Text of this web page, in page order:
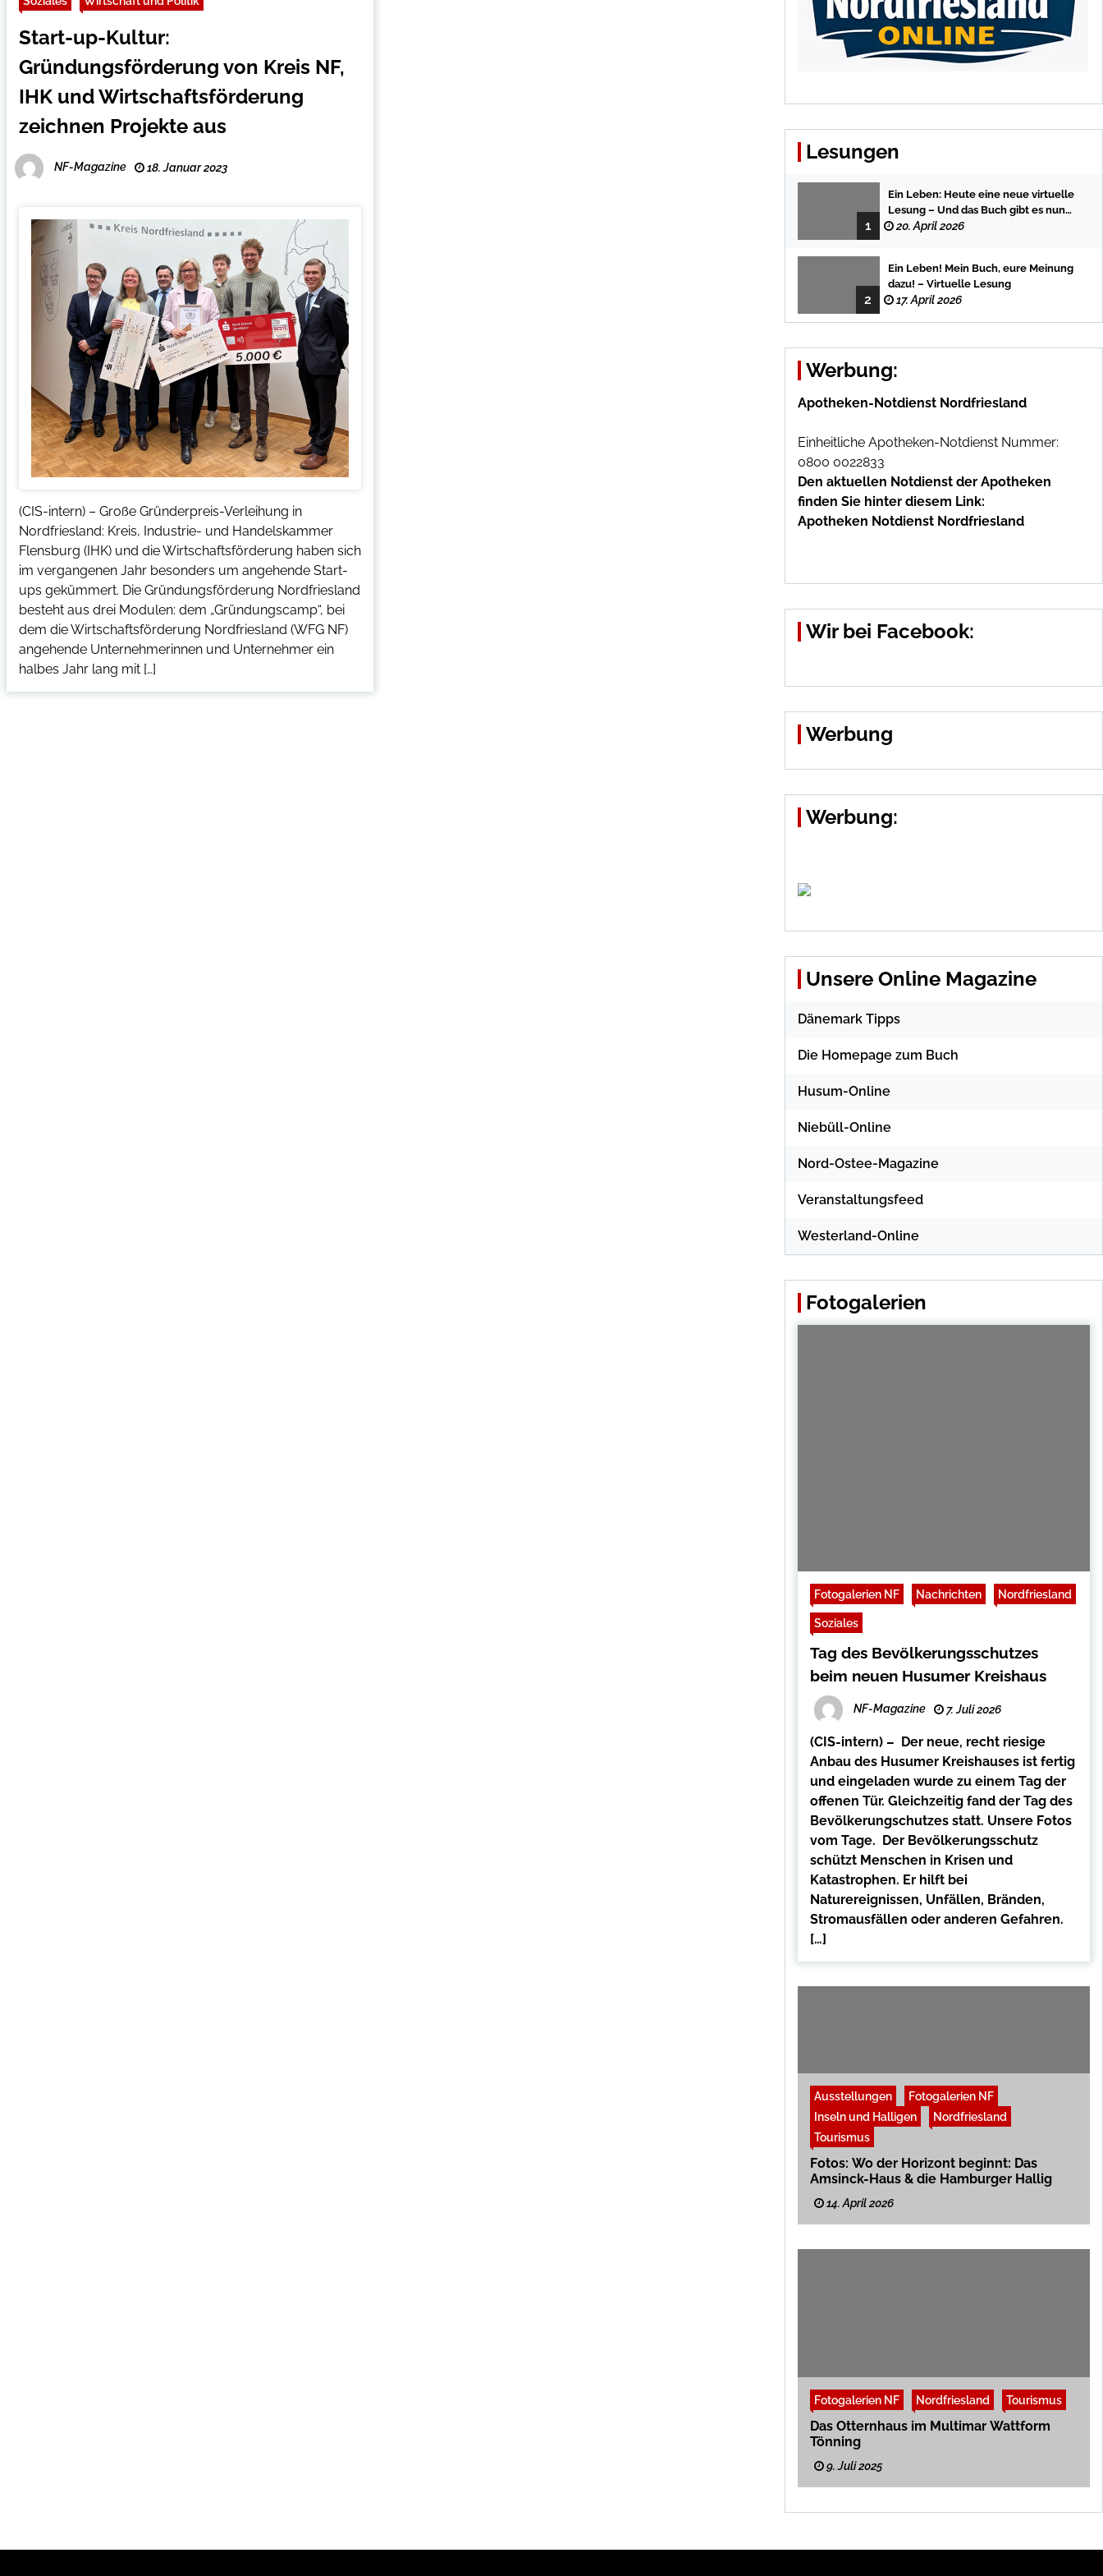
Start-up-Kultur:
Gründungsförderung von Kreis NF,
IHK und Wirtschaftsförderung
zeichnen Projekte aus
NF-Magazine 18. Januar 2023
(CIS-intern) – Große Gründerpreis-Verleihung in
Nordfriesland: Kreis, Industrie- und Handelskammer
Flensburg (IHK) und die Wirtschaftsförderung haben sich
im vergangenen Jahr besonders um angehende Start-
ups gekümmert. Die Gründungsförderung Nordfriesland
besteht aus drei Modulen: dem „Gründungscamp“, bei
dem die Wirtschaftsförderung Nordfriesland (WFG NF)
angehende Unternehmerinnen und Unternehmer ein
halbes Jahr lang mit […]
Lesungen
1
Ein Leben: Heute eine neue virtuelle
Lesung – Und das Buch gibt es nun
auch in der Bredstedter
20. April 2026
2
Ein Leben! Mein Buch, eure Meinung
dazu! – Virtuelle Lesung
17. April 2026
Werbung:
Apotheken-Notdienst Nordfriesland
Einheitliche Apotheken-Notdienst Nummer:
0800 0022833
Den aktuellen Notdienst der Apotheken
finden Sie hinter diesem Link:
Apotheken Notdienst Nordfriesland
Wir bei Facebook:
Werbung
Werbung:
Unsere Online Magazine
Dänemark Tipps
Die Homepage zum Buch
Husum-Online
Niebüll-Online
Nord-Ostee-Magazine
Veranstaltungsfeed
Westerland-Online
Fotogalerien
Fotogalerien NF Nachrichten Nordfriesland
Soziales
Tag des Bevölkerungsschutzes
beim neuen Husumer Kreishaus
NF-Magazine 7. Juli 2026
(CIS-intern) – Der neue, recht riesige
Anbau des Husumer Kreishauses ist fertig
und eingeladen wurde zu einem Tag der
offenen Tür. Gleichzeitig fand der Tag des
Bevölkerungschutzes statt. Unsere Fotos
vom Tage. Der Bevölkerungsschutz
schützt Menschen in Krisen und
Katastrophen. Er hilft bei
Naturereignissen, Unfällen, Bränden,
Stromausfällen oder anderen Gefahren.
[…]
Ausstellungen
Fotogalerien NF
Inseln und Halligen
Nordfriesland
Tourismus
Fotos: Wo der Horizont beginnt: Das
Amsinck-Haus & die Hamburger Hallig
14. April 2026
Fotogalerien NF Nordfriesland Tourismus
Das Otternhaus im Multimar Wattform
Tönning
9. Juli 2025